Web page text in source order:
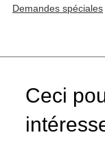
Demandes spéciales
Ceci